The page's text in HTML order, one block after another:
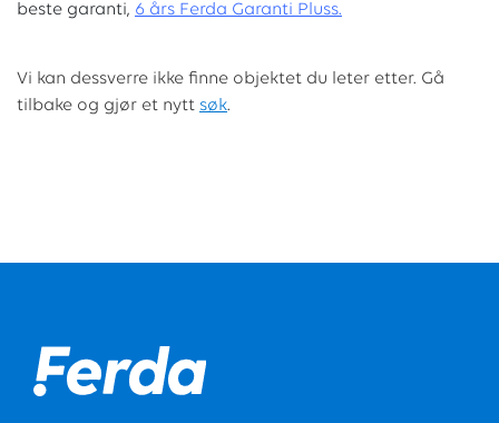
beste garanti, 6 års Ferda Garanti Pluss.
Vi kan dessverre ikke finne objektet du leter etter. Gå
tilbake og gjør et nytt søk.